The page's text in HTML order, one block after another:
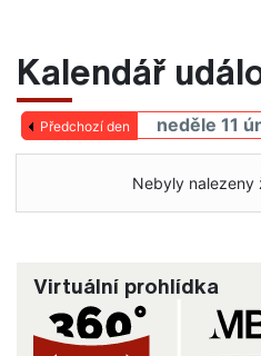
Kalendář
Předchozí den neděle 11
Nebyly nalezeny
Virtuální prohlídka